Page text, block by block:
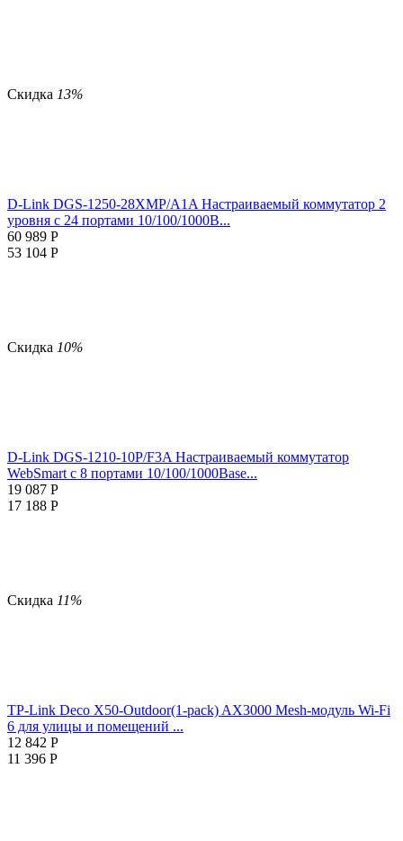
Скидка 13%
D-Link DGS-1250-28XMP/A1A Настраиваемый коммутатор 2
уровня с 24 портами 10/100/1000B...
60 989 Р
53 104 Р
Скидка 10%
D-Link DGS-1210-10P/F3A Настраиваемый коммутатор
WebSmart с 8 портами 10/100/1000Base...
19 087 Р
17 188 Р
Скидка 11%
TP-Link Deco X50-Outdoor(1-pack) AX3000 Mesh-модуль Wi-Fi
6 для улицы и помещений ...
12 842 Р
11 396 Р